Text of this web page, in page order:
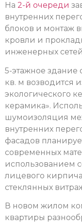
На 2-й очереди
внутренних
блоков и монтаж
кровли и
инженерных
5-этажное
кв. м возводится
экологического
керамика».
шумоизоляция
внутренних
фасадов
современных
использованием
лицевого
стеклянных
В новом жилом
квартиры